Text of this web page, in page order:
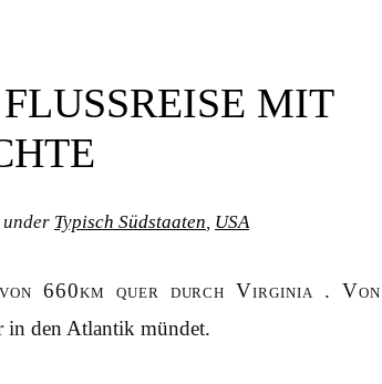
MIT
under Typisch Südstaaten USA
660km quer durch Virginia . Von
in den Atlantik mündet.